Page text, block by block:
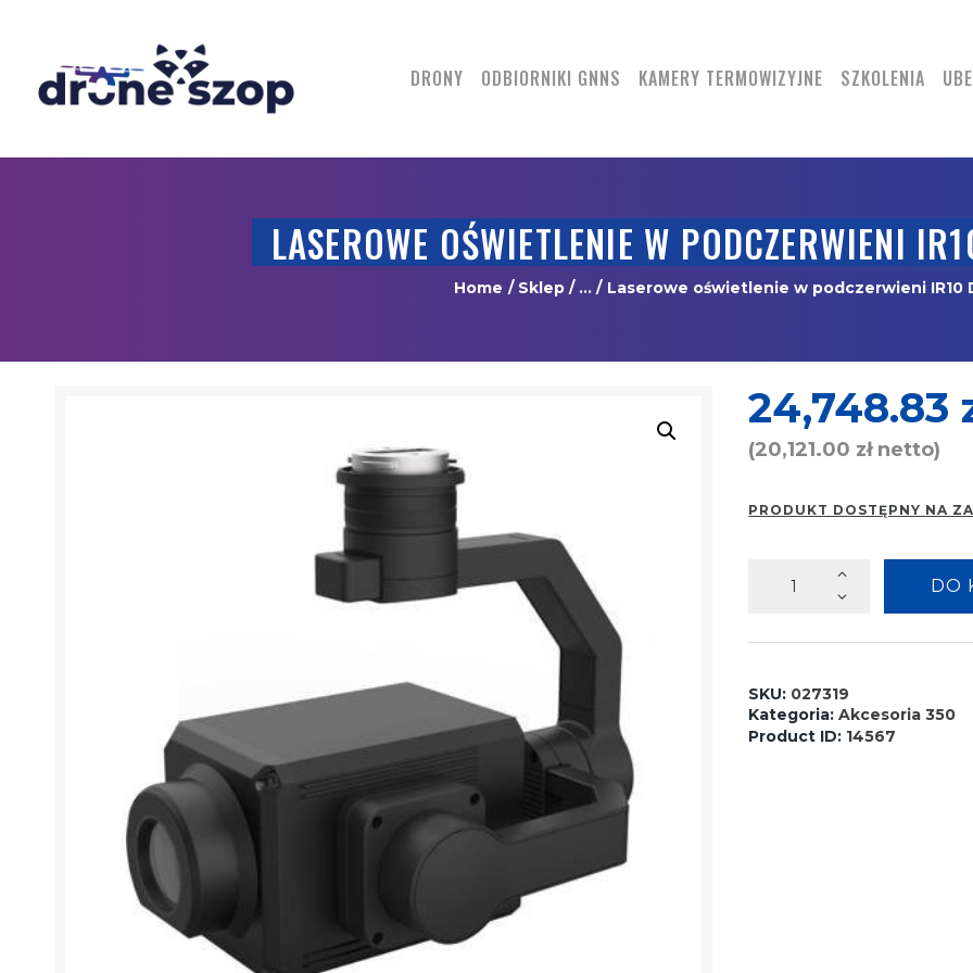
DRONY ODBIORNIKI GNNS KAMERY TERMOWIZYJNE SZKOLENIA
LASEROWE OŚWIETLENIE W PODCZERWIENI
Home Sklep ... Laserowe oświetlenie w podczerwieni IR10
ODBIORNIKI GNNS
TERMOWIZYJNE
SZKOLENIA
UBEZPIECZENIA
KONTAKT
24,748.83
(20,121.00 złnetto)
PRODUKT DOSTĘPNY NA
IR10
DJI
DO
SKU: 027319
Kategoria:Akcesoria 350
Product ID: 14567